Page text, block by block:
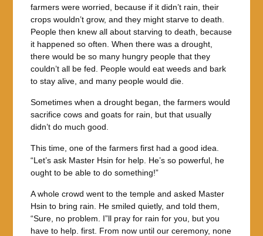
farmers were worried, because if it didn’t rain, their
crops wouldn’t grow, and they might starve to death.
People then knew all about starving to death, because
it happened so often. When there was a drought,
there would be so many hungry people that they
couldn’t all be fed. People would eat weeds and bark
to stay alive, and many people would die.
Sometimes when a drought began, the farmers would
sacrifice cows and goats for rain, but that usually
didn’t do much good.
This time, one of the farmers first had a good idea.
“Let’s ask Master Hsin for help. He’s so powerful, he
ought to be able to do something!”
A whole crowd went to the temple and asked Master
Hsin to bring rain. He smiled quietly, and told them,
“Sure, no problem. I”ll pray for rain for you, but you
have to help. first. From now until our ceremony, none